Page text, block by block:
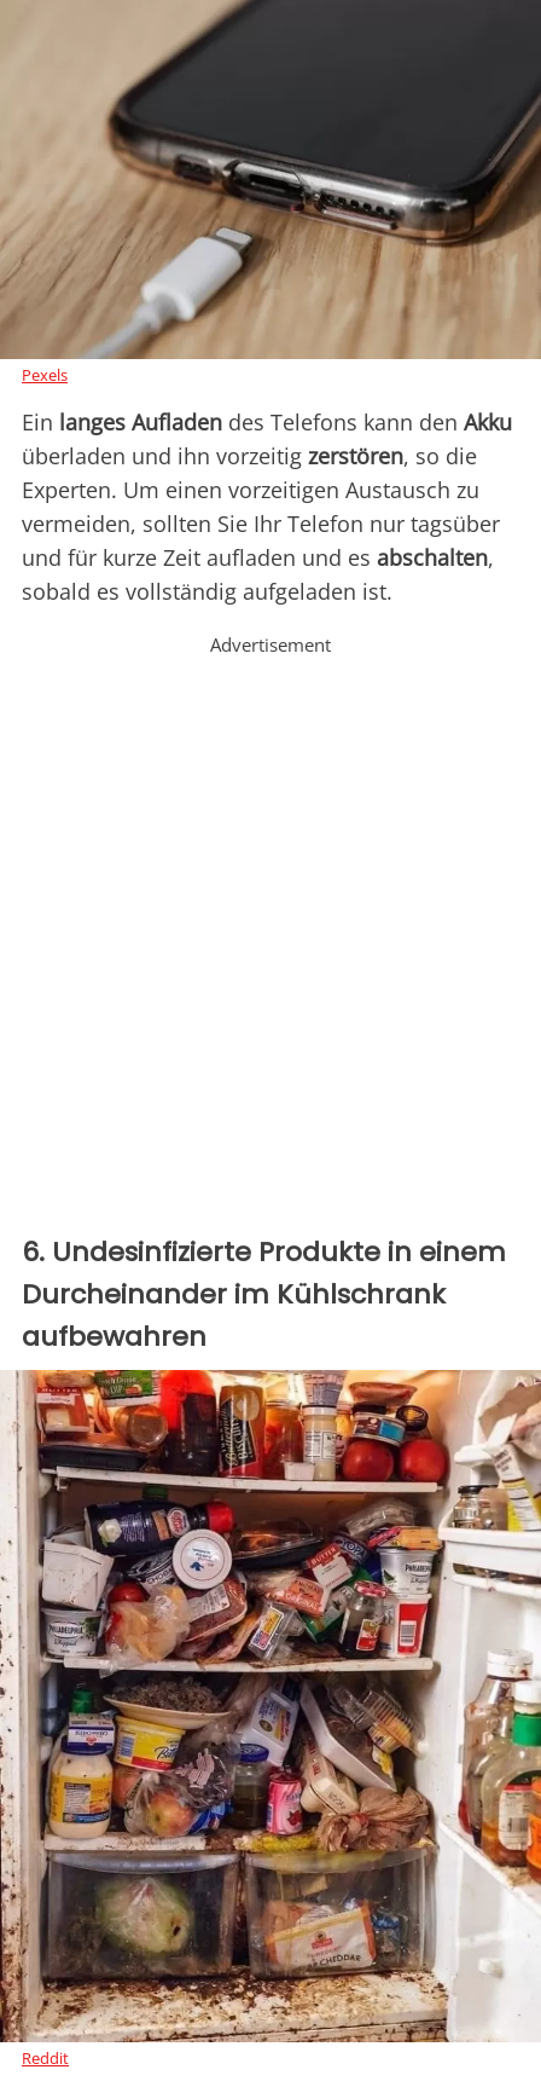
Pexels
Ein langes Aufladen des Telefons kann den Akku
überladen und ihn vorzeitig zerstören, so die
Experten. Um einen vorzeitigen Austausch zu
vermeiden, sollten Sie Ihr Telefon nur tagsüber
und für kurze Zeit aufladen und es abschalten,
sobald es vollständig aufgeladen ist.
Advertisement
6. Undesinfizierte Produkte in einem
Durcheinander im Kühlschrank
aufbewahren
Reddit